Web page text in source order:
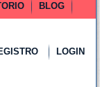
BLOG
LOGIN